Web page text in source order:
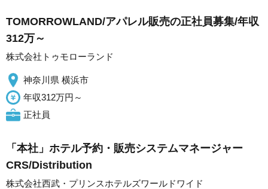
TOMORROWLAND/アパレル販売の正社員募集/年収
312万～
株式会社トゥモローランド
神奈川県 横浜市
年収312万円～
正社員
「本社」ホテル予約・販売システムマネージャー
CRS/Distribution
株式会社西武・プリンスホテルズワールドワイド